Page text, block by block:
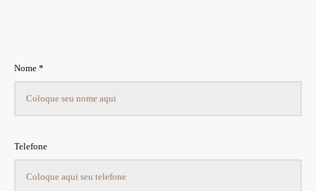
Nome *
Telefone